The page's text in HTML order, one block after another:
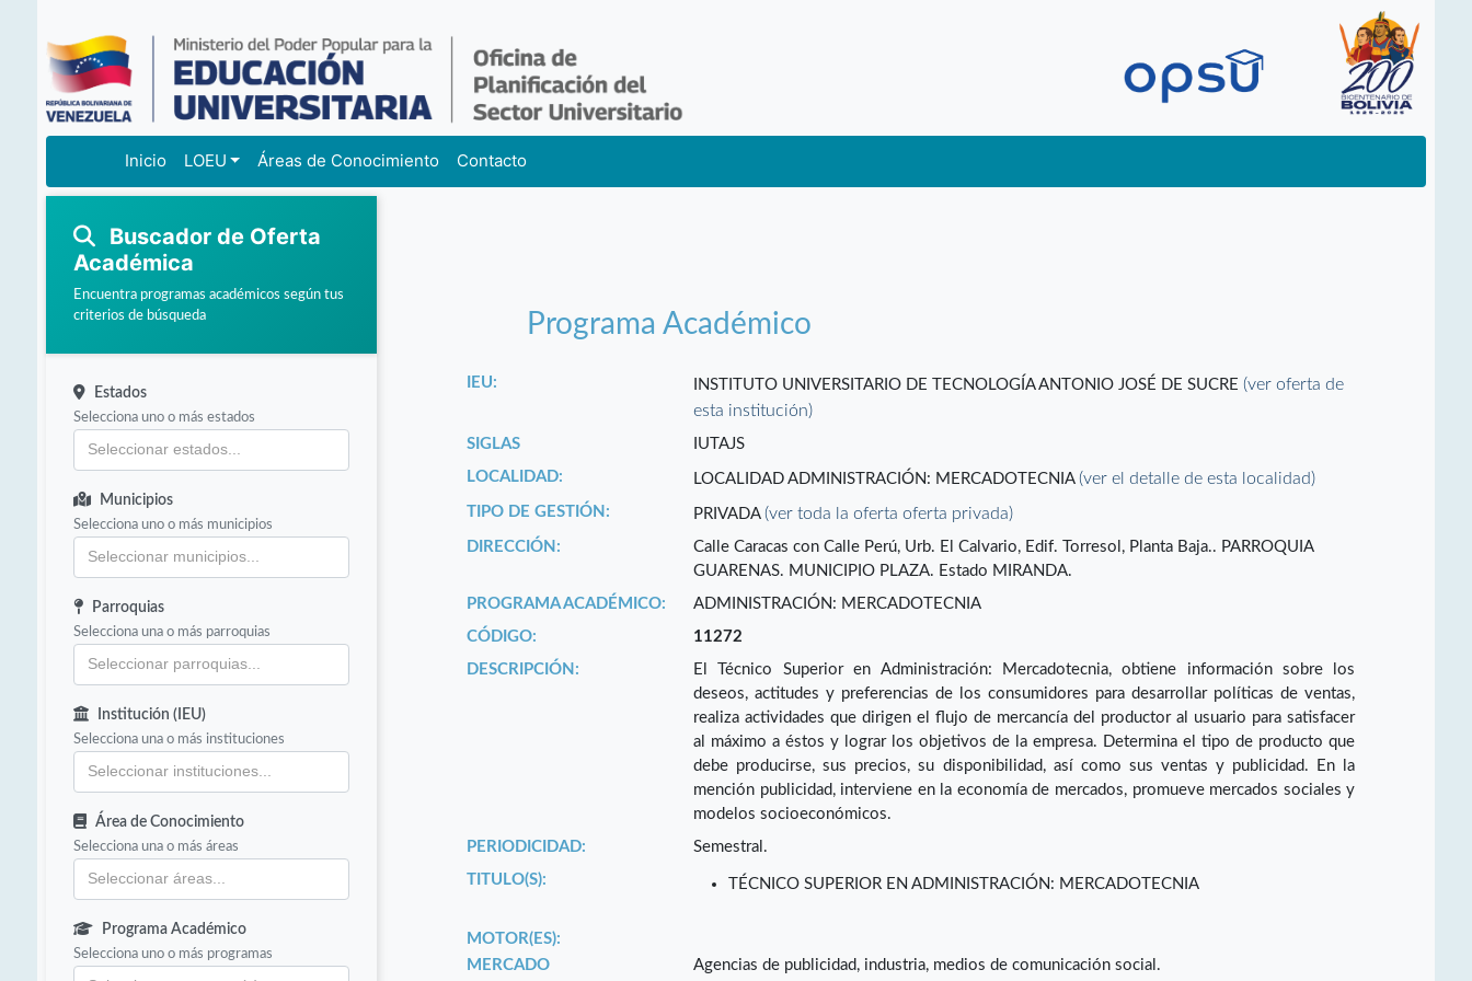
Inicio LOEU Áreas de Conocimiento Contacto
Buscador de Oferta
Académica
Encuentra programas académicos según tus
criterios de búsqueda
Estados
Selecciona uno o más estados
Municipios
Selecciona uno o más municipios
Parroquias
Selecciona una o más parroquias
Institución (IEU)
Selecciona una o más instituciones
Área de Conocimiento
Selecciona una o más áreas
Programa Académico
Selecciona uno o más programas
Programa Académico
IEU: INSTITUTO UNIVERSITARIO DE TECNOLOGÍA ANTONIO JOSÉ DE SUCRE(ver oferta de
esta institución)
SIGLAS
IUTAJS
LOCALIDAD:
LOCALIDAD ADMINISTRACIÓN: MERCADOTECNIA(ver el detalle de esta localidad)
TIPO DE GESTIÓN: PRIVADA(ver toda la oferta oferta privada)
DIRECCIÓN:
Calle Caracas con Calle Perú, Urb. El Calvario, Edif. Torresol, Planta Baja.. PARROQUIA
GUARENAS. MUNICIPIO PLAZA. Estado MIRANDA.
PROGRAMA ACADÉMICO:
ADMINISTRACIÓN: MERCADOTECNIA
CÓDIGO:
11272
DESCRIPCIÓN:
El Técnico Superior en Administración: Mercadotecnia, obtiene información sobre los
deseos, actitudes y preferencias de los consumidores para desarrollar políticas de ventas,
realiza actividades que dirigen el flujo de mercancía del productor al usuario para satisfacer
al máximo a éstos y lograr los objetivos de la empresa. Determina el tipo de producto que
debe producirse, sus precios, su disponibilidad, así como sus ventas y publicidad. En la
mención publicidad, interviene en la economía de mercados, promueve mercados sociales y
modelos socioeconómicos.
PERIODICIDAD:
Semestral.
TITULO(S):
TÉCNICO SUPERIOR EN ADMINISTRACIÓN: MERCADOTECNIA
MOTOR(ES):
MERCADO
Agencias de publicidad, industria, medios de comunicación social.